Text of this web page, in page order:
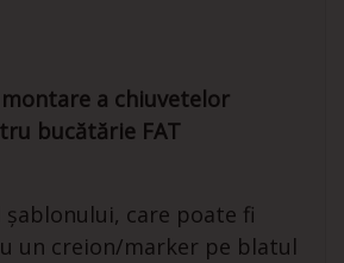
a chiuvetelor
bucătărie FAT
care poate fi
un creion/marker pe blatul